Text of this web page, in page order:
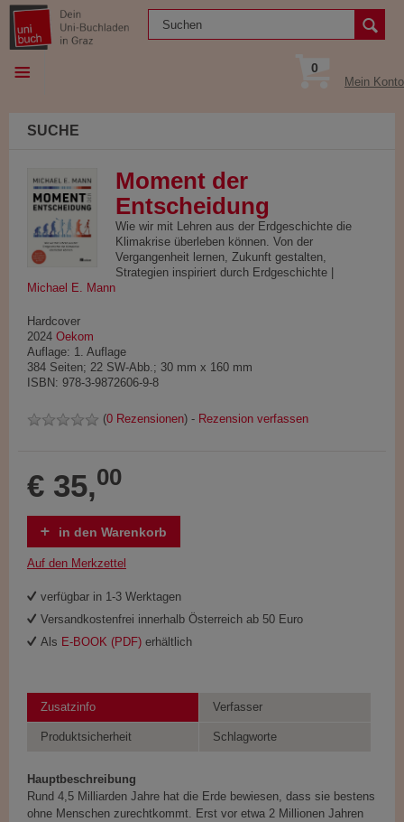
0
Mein Konto
SUCHE
Moment der
Entscheidung
Wie wir mit Lehren aus der Erdgeschichte die
Klimakrise überleben können. Von der
Vergangenheit lernen, Zukunft gestalten,
Strategien inspiriert durch Erdgeschichte |
Michael E. Mann
Hardcover
2024 Oekom
Auflage: 1. Auflage
384 Seiten; 22 SW-Abb.; 30 mm x 160 mm
ISBN: 978-3-9872606-9-8
(0 Rezensionen) - Rezension verfassen
€ 35,00
in den Warenkorb
Auf den Merkzettel
verfügbar in 1-3 Werktagen
Versandkostenfrei innerhalb Österreich ab 50 Euro
Als E-BOOK (PDF) erhältlich
Zusatzinfo Verfasser
Produktsicherheit Schlagworte
Hauptbeschreibung
Rund 4,5 Milliarden Jahre hat die Erde bewiesen, dass sie bestens
ohne Menschen zurechtkommt. Erst vor etwa 2 Millionen Jahren